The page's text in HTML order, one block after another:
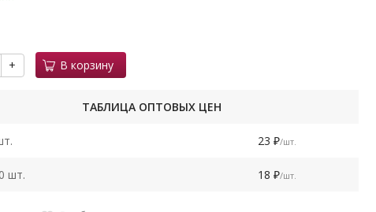
+ В корзину
ТАБЛИЦА ОПТОВЫХ ЦЕН
23₽/шт.
шт. 18₽/шт.